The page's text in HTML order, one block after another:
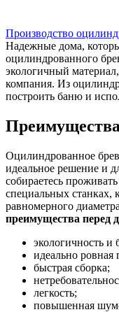
Производство
Надежные дома,
оцилиндрованного
экологичный
компания. Из
построить баню и
Оцилиндрованное
идеальное решение и
собираетесь
специальных станках,
равномерного
преимущества перед
экологичность и
идеально ровная
быстрая сборка;
легкость;
повышенная